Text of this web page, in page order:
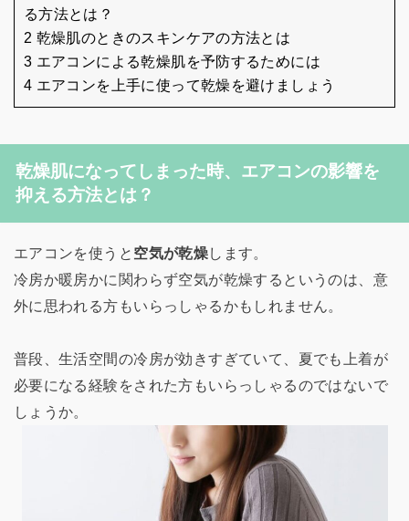
る方法とは？
2 乾燥肌のときのスキンケアの方法とは
3 エアコンによる乾燥肌を予防するためには
4 エアコンを上手に使って乾燥を避けましょう
乾燥肌になってしまった時、エアコンの影響を
抑える方法とは？
エアコンを使うと 空気が乾燥します。
冷房か暖房かに関わらず空気が乾燥するというのは、意
外に思われる方もいらっしゃるかもしれません。
普段、生活空間の冷房が効きすぎていて、夏でも上着が
必要になる経験をされた方もいらっしゃるのではないで
しょうか。